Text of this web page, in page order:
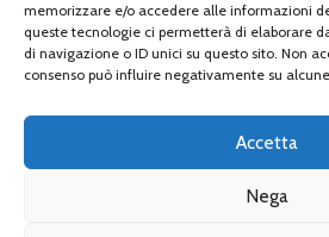
memorizzare e/o accedere alle informazioni
queste tecnologie ci permetterà di elaborare
di navigazione o ID unici su questo sito. Non
consenso può influire negativamente su
Accetta
Nega
San Gaudenzio nella sagrestia. Nella
(1608) è espostoIl Trasporto di
capolavoro di Federico Barocci,
manierismo italiano. Nel primo
verso PN.
Suppl